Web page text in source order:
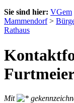
Sie sind hier: VGem
Mammendorf>
Rathaus
Mit